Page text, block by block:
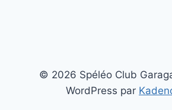
© 2026 Spéléo Club
WordPress par